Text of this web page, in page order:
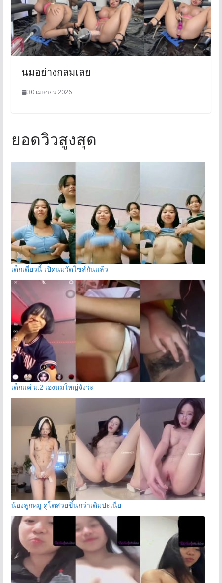
นมอย่างกลมเลย
30 เมษายน 2026
ยอดวิวสูงสุด
เด็กเดี่ยวนี้ เปิดนมวัดไซส์กันแล้ว
เด็กแค่ ม.2 เองนมใหญ่จังว่ะ
น้องลูกหมู ดูโตสวยขึ้นกว่าเดิมปะเนี่ย